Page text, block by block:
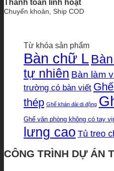
Thanh toán linh hoạt
Chuyển khoản, Ship COD
Từ khóa sản phẩm
Bàn chữ L
tự nhiên Bàn làm
trường có bàn viết
thép Ghế khán đài di động
Ghế văn phòng không có tay
lưng cao Tủ treo
CÔNG TRÌNH DỰ ÁN